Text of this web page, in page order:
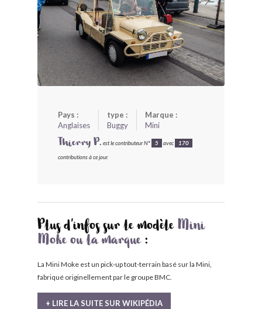
COMMENT FONCTIONNE BLV ?
Pays :
Anglaises
type :
Buggy
Marque :
Mini
Thierry P. est le contributeur N° 5 avec 170
contributions à ce jour.
Plus d'infos sur le modèle Mini
Moke ou la marque:
La Mini Moke est un pick-up tout-terrain basé sur la Mini,
fabriqué originellement par le groupe BMC.
+ LIRE LA SUITE SUR WIKIPÉDIA